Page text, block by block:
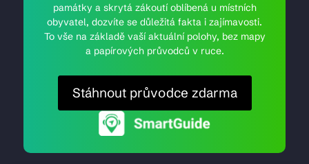
památky a skrytá zákoutí oblíbená u místních
obyvatel, dozvíte se důležitá fakta i zajímavosti.
To vše na základě vaší aktuální polohy, bez mapy
a papírových průvodců v ruce.
Stáhnout průvodce zdarma